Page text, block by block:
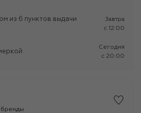
из 6 пунктов выдачи
Завтра
c 12:00
Сегодня
c 20:00